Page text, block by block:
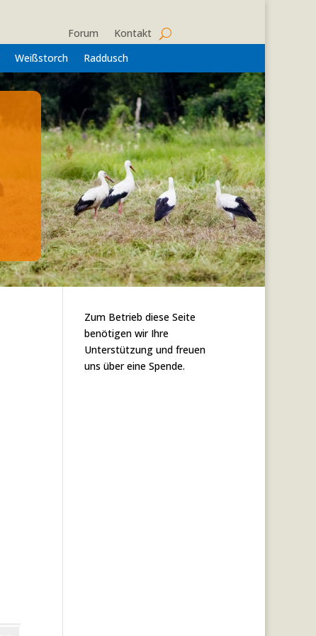
Forum
Kontakt
Weißstorch Raddusch
Zum Betrieb diese Seite
benötigen wir Ihre
Unterstützung und freuen
uns über eine Spende.